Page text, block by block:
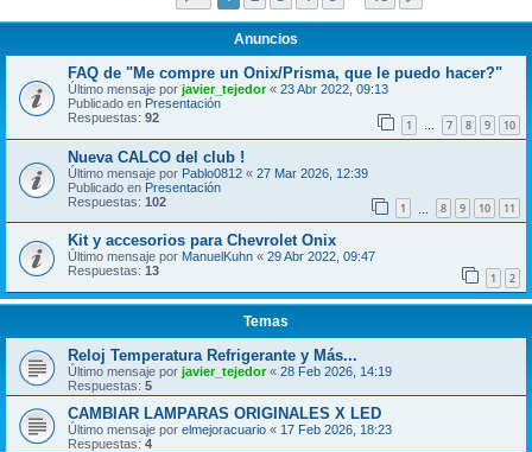
Anuncios
FAQ de "Me compre un Onix/Prisma, que le puedo hacer?"
Último mensaje por javier_tejedor« 23 Abr 2022, 09:13
Publicado en Presentación
Respuestas: 92 1 … 7 8 9 10
Nueva CALCO del club !
Último mensaje por Pablo0812 « 27 Mar 2026, 12:39
Publicado en Presentación
Respuestas: 102 1 8 9 10 11
Kit y accesorios para Chevrolet Onix
Último mensaje por ManuelKuhn « 29 Abr 2022, 09:47
Respuestas: 13 1 2
Temas
Reloj Temperatura Refrigerante y Más...
Último mensaje por javier_tejedor« 28 Feb 2026, 14:19
Respuestas: 5
CAMBIAR LAMPARAS ORIGINALES X LED
Último mensaje por elmejoracuario « 17 Feb 2026, 18:23
Respuestas: 4